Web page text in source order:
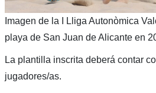
Imagen de la I Lliga Autonòmica
playa de San Juan de Alicante en
La plantilla inscrita deberá contar
jugadores/as.